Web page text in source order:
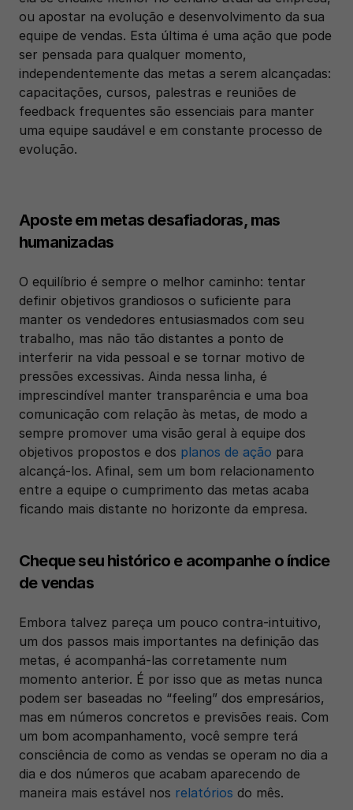
ou apostar na evolução e desenvolvimento da sua
equipe de vendas. Esta última é uma ação que pode
ser pensada para qualquer momento,
independentemente das metas a serem alcançadas:
capacitações, cursos, palestras e reuniões de
feedback frequentes são essenciais para manter
uma equipe saudável e em constante processo de
evolução.
Aposte em metas desafiadoras, mas
humanizadas
O equilíbrio é sempre o melhor caminho: tentar
definir objetivos grandiosos o suficiente para
manter os vendedores entusiasmados com seu
trabalho, mas não tão distantes a ponto de
interferir na vida pessoal e se tornar motivo de
pressões excessivas. Ainda nessa linha, é
imprescindível manter transparência e uma boa
comunicação com relação às metas, de modo a
sempre promover uma visão geral à equipe dos
objetivos propostos e dos planos de ação para
alcançá-los. Afinal, sem um bom relacionamento
entre a equipe o cumprimento das metas acaba
ficando mais distante no horizonte da empresa.
Cheque seu histórico e acompanhe o índice
de vendas
Embora talvez pareça um pouco contra-intuitivo,
um dos passos mais importantes na definição das
metas, é acompanhá-las corretamente num
momento anterior. É por isso que as metas nunca
podem ser baseadas no “feeling” dos empresários,
mas em números concretos e previsões reais. Com
um bom acompanhamento, você sempre terá
consciência de como as vendas se operam no dia a
dia e dos números que acabam aparecendo de
maneira mais estável nos relatórios do mês.